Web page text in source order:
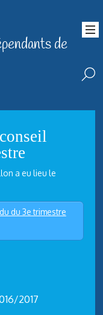
a eu lieu le
du 3e trimestre
2017